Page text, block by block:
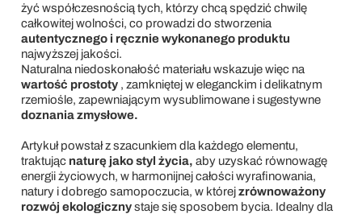
żyć współczesnością tych, którzy chcą spędzić chwilę
całkowitej wolności, co prowadzi do stworzenia
autentycznego i ręcznie wykonanego produktu
najwyższej jakości.
Naturalna niedoskonałość materiału wskazuje więc na
wartość prostoty, zamkniętej w eleganckim i delikatnym
rzemiośle, zapewniającym wysublimowane i sugestywne
doznania zmysłowe.
Artykuł powstał z szacunkiem dla każdego elementu,
traktując naturę jako styl życia, aby uzyskać równowagę
energii życiowych, w harmonijnej całości wyrafinowania,
natury i dobrego samopoczucia, w którejzrównoważony
rozwój ekologicznystaje się sposobem bycia. Idealny dla